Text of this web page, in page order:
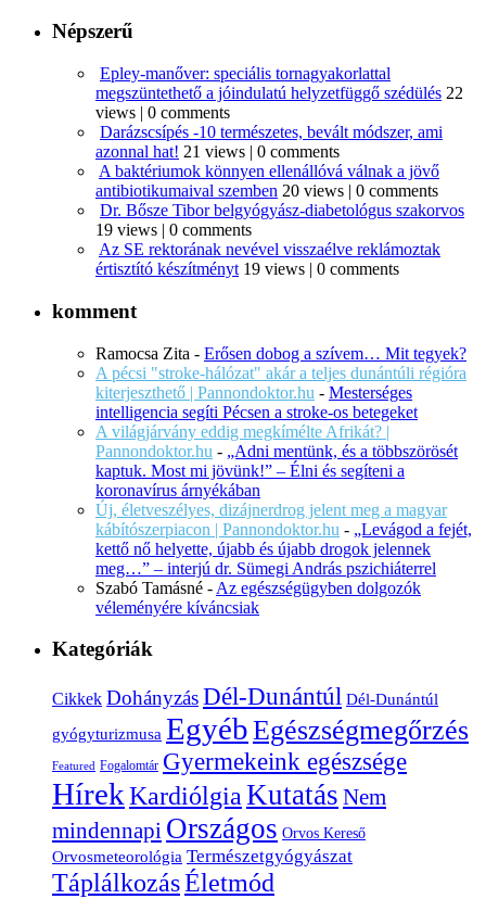
Népszerű
Epley-manőver: speciális tornagyakorlattal
megszüntethető a jóindulatú helyzetfüggő szédülés 22
views | 0 comments
Darázscsípés -10 természetes, bevált módszer, ami
azonnal hat! 21 views | 0 comments
A baktériumok könnyen ellenállóvá válnak a jövő
antibiotikumaival szemben 20 views | 0 comments
Dr. Bősze Tibor belgyógyász-diabetológus szakorvos
19 views | 0 comments
Az SE rektorának nevével visszaélve reklámoztak
értisztító készítményt 19 views | 0 comments
komment
Ramocsa Zita - Erősen dobog a szívem… Mit tegyek?
A pécsi "stroke-hálózat" akár a teljes dunántúli régióra
kiterjeszthető | Pannondoktor.hu - Mesterséges
intelligencia segíti Pécsen a stroke-os betegeket
A világjárvány eddig megkímélte Afrikát? |
Pannondoktor.hu - „Adni mentünk, és a többszörösét
kaptuk. Most mi jövünk!” – Élni és segíteni a
koronavírus árnyékában
Új, életveszélyes, dizájnerdrog jelent meg a magyar
kábítószerpiacon | Pannondoktor.hu - „Levágod a fejét,
kettő nő helyette, újabb és újabb drogok jelennek
meg…” – interjú dr. Sümegi András pszichiáterrel
Szabó Tamásné - Az egészségügyben dolgozók
véleményére kíváncsiak
Kategóriák
Cikkek DohányzásDél-Dunántúl Dél-Dunántúl
gyógyturizmusa EgyébEgészségmegőrzés
Featured Fogalomtár Gyermekeink egészsége
HírekKardiólgia Kutatás Nem
mindennapi Országos Orvos Kereső
Orvosmeteorológia Természetgyógyászat
TáplálkozásÉletmód